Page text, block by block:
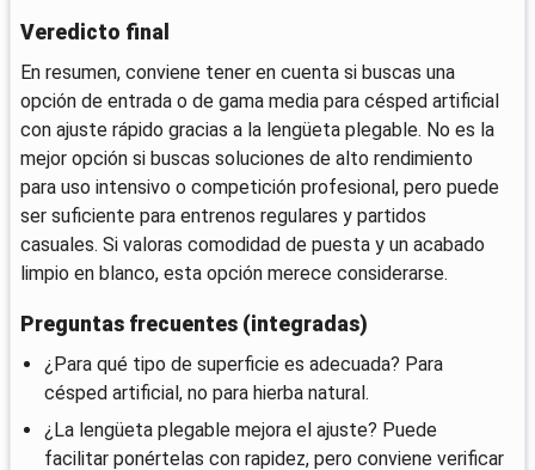
Veredicto final
En resumen, conviene tener en cuenta si buscas una
opción de entrada o de gama media para césped artificial
con ajuste rápido gracias a la lengüeta plegable. No es la
mejor opción si buscas soluciones de alto rendimiento
para uso intensivo o competición profesional, pero puede
ser suficiente para entrenos regulares y partidos
casuales. Si valoras comodidad de puesta y un acabado
limpio en blanco, esta opción merece considerarse.
Preguntas frecuentes (integradas)
¿Para qué tipo de superficie es adecuada? Para
césped artificial, no para hierba natural.
¿La lengüeta plegable mejora el ajuste? Puede
facilitar ponértelas con rapidez, pero conviene verificar